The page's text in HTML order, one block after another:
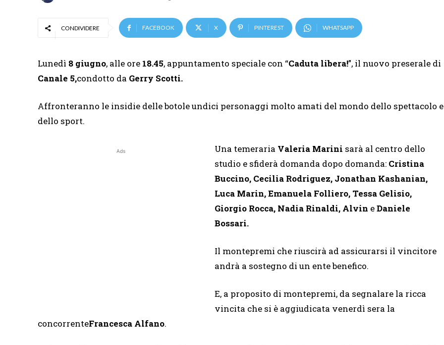
CONDIVIDERE FACEBOOK X PINTEREST WHATSAPP
Lunedì 8 giugno, alle ore 18.45, appuntamento speciale con “Caduta libera!”, il nuovo preserale di
Canale 5,condotto da Gerry Scotti.
Affronteranno le insidie delle botole undici personaggi molto amati del mondo dello spettacolo e
dello sport.
Ads Una temeraria Valeria Marini sarà al centro dello
studio e sfiderà domanda dopo domanda: Cristina
Buccino, Cecilia Rodriguez, Jonathan Kashanian,
Luca Marin, Emanuela Folliero, Tessa Gelisio,
Giorgio Rocca, Nadia Rinaldi, Alvin eDaniele
Bossari.
Il montepremi che riuscirà ad assicurarsi il vincitore
andrà a sostegno di un ente benefico.
E, a proposito di montepremi, da segnalare la ricca
vincita che si è aggiudicata venerdì sera la
concorrenteFrancesca Alfano.